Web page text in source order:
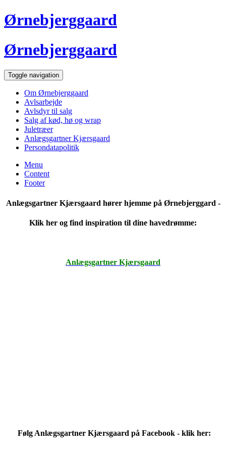
Ørnebjerggaard
Ørnebjerggaard
Toggle navigation
Om Ørnebjerggaard
Avlsarbejde
Avlsdyr til salg
Salg af kød, hø og wrap
Juletræer
Anlægsgartner Kjærsgaard
Persondatapolitik
Menu
Content
Footer
Anlægsgartner Kjærsgaard hører hjemme på Ørnebjerggard -
Klik her og find inspiration til dine havedrømme:
Anlægsgartner Kjærsgaard
Følg Anlægsgartner Kjærsgaard på Facebook - klik her: